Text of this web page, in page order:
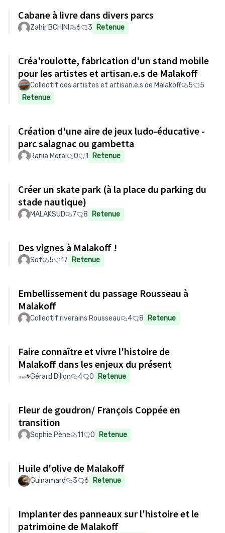
Cabane à livre dans divers parcs
Zahir BCHINI 6 3 Retenue
Créa'roulotte, fabrication d'un stand mobile
pour les artistes et artisan.e.s de Malakoff
Collectif des artistes et artisan.e.s de Malakoff 5
5
Retenue
Création d'une aire de jeux ludo-éducative -
parc salagnac ou gambetta
Rania Meral 0 1 Retenue
Créer un skate park (à la place du parking du
stade nautique)
MALAKSUD 7 8 Retenue
Des vignes à Malakoff !
Sof 5 17 Retenue
Embellissement du passage Rousseau à
Malakoff
Collectif riverains Rousseau 4 8 Retenue
Faire connaître et vivre l'histoire de
Malakoff dans les enjeux du présent
Gérard Billon 4 0 Retenue
Fleur de goudron/ François Coppée en
transition
Sophie Pène 11 0 Retenue
Huile d'olive de Malakoff
Guinamard 3 6 Retenue
Implanter des panneaux sur l'histoire et le
patrimoine de Malakoff